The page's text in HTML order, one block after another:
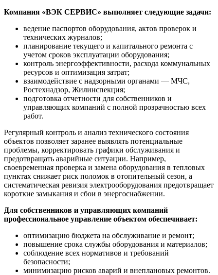
Компания «ВЭК СЕРВИС» выполняет следующие задачи:
ведение паспортов оборудования, актов проверок и
технических журналов;
планирование текущего и капитального ремонта с
учетом сроков эксплуатации оборудования;
контроль энергоэффективности, расхода коммунальных
ресурсов и оптимизация затрат;
взаимодействие с надзорными органами — МЧС,
Ростехнадзор, Жилинспекция;
подготовка отчетности для собственников и
управляющих компаний с полной прозрачностью всех
работ.
Регулярный контроль и анализ технического состояния
объектов позволяет заранее выявлять потенциальные
проблемы, корректировать графики обслуживания и
предотвращать аварийные ситуации. Например,
своевременная проверка и замена оборудования в тепловых
пунктах снижает риск поломок в отопительный сезон, а
систематическая ревизия электрооборудования предотвращает
короткие замыкания и сбои в энергоснабжении.
Для собственников и управляющих компаний
профессиональное управление объектом обеспечивает:
оптимизацию бюджета на обслуживание и ремонт;
повышение срока службы оборудования и материалов;
соблюдение всех нормативов и требований
безопасности;
минимизацию рисков аварий и внеплановых ремонтов.